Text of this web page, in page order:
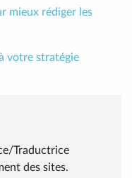
mieux rédiger les
votre stratégie
Traductrice
des sites.